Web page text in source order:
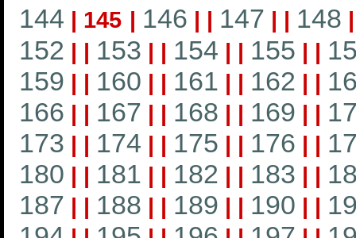
144 | 145 | 146 | | 147 | | 148
152 | | 153 | | 154 | | 155 | |
159 | | 160 | | 161 | | 162 | |
166 | | 167 | | 168 | | 169 | |
173 | | 174 | | 175 | | 176 | |
180 | | 181 | | 182 | | 183 | |
187 | | 188 | | 189 | | 190 | |